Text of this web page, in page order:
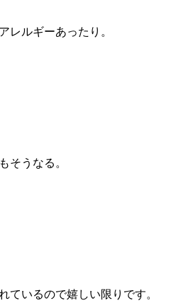
レルギーあったり。
そうなる。
ているので嬉しい限りです。